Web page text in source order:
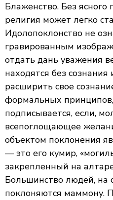
Блаженство. Без
религия может легко
Идолопоклонство не
гравированным
отдать дань уважения
находятся без
расширить свое
формальных
подписывается, если,
всепоглощающее
объектом поклонения
— это его кумир,
закрепленный на
Большинство людей, на
поклоняются маммону.